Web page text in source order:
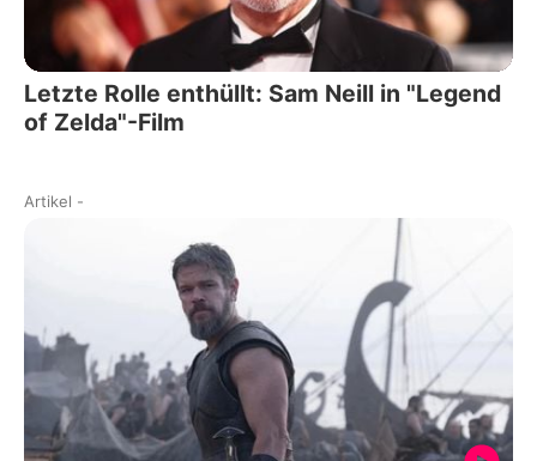
Letzte Rolle enthüllt: Sam Neill in "Legend
of Zelda"-Film
Artikel -